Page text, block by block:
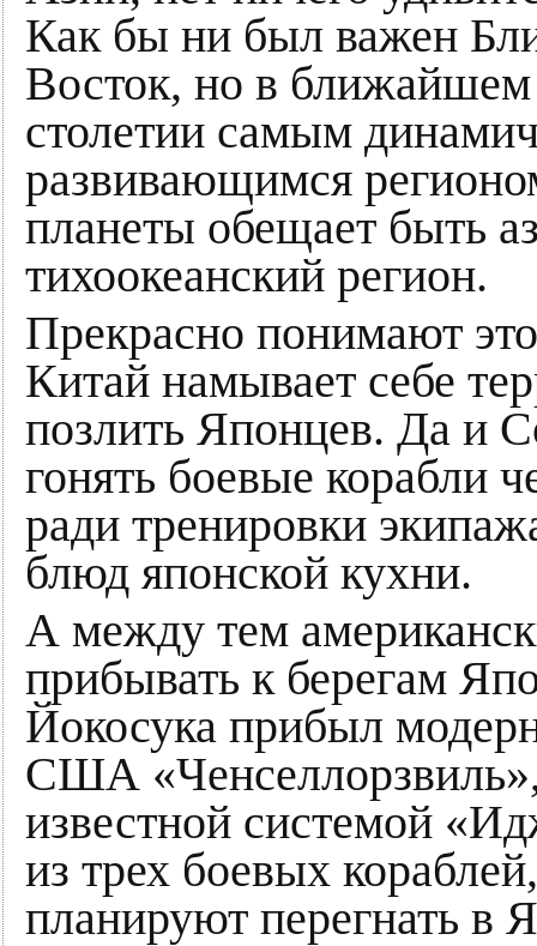
Как бы ни был важен
Восток, но в ближайшем
столетии самым
развивающимся
планеты обещает быть
тихоокеанский регион.
Прекрасно понимают
Китай намывает себе
позлить Японцев. Да и
гонять боевые корабли
ради тренировки
блюд японской кухни.
А между тем
прибывать к берегам
Йокосука прибыл
США
известной системой
из трех боевых
планируют перегнать в